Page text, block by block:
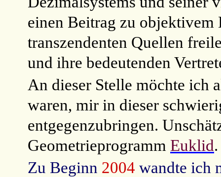
einen Beitrag zu objektivem
transzendenten Quellen
und ihre bedeutenden
An dieser Stelle möchte ich
waren, mir in dieser
entgegenzubringen.
Geometrieprogramm Euklid.
Zu Beginn 2004 wandte ich